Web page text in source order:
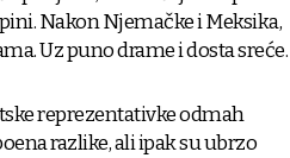
Nakon Njemačke i Meksika,
Uz puno drame i dosta sreće.
reprezentativke odmah
razlike, ali ipak su ubrzo